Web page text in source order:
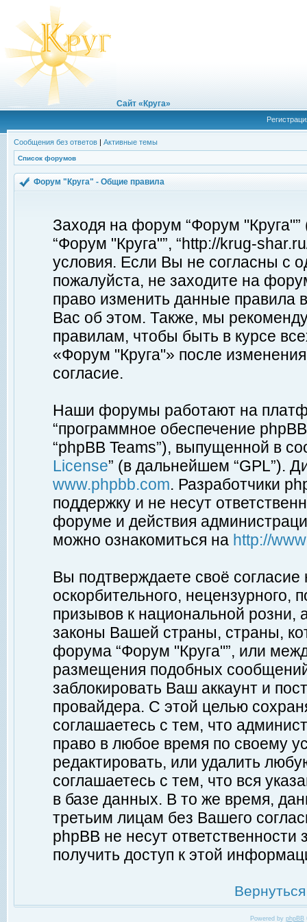
Сайт «Круга»
Сообщения без ответов | Активные темы
Список форумов
Форум "Круга" - Общие правила
Заходя на форум “Форум
“Форум "Круга"”, “http://krug-
условия. Если Вы не согласны с
пожалуйста, не заходите на
право изменить данные правила
Вас об этом. Также, мы
правилам, чтобы быть в курсе
«Форум "Круга"» после
согласие.
Наши форумы работают на
“программное обеспечение
“phpBB Teams”), выпущенной в
License” (в дальнейшем “GPL”).
www.phpbb.com. Разработчики
поддержку и не несут
форуме и действия
можно ознакомиться на http://
Вы подтверждаете своё
оскорбительного, нецензурного,
призывов к национальной
законы Вашей страны, страны,
форума “Форум "Круга"”, или
размещения подобных
заблокировать Ваш аккаунт и
провайдера. С этой целью
соглашаетесь с тем, что
право в любое время по своему
редактировать, или удалить
соглашаетесь с тем, что вся
в базе данных. В то же время,
третьим лицам без Вашего
phpBB не несут ответственности
получить доступ к этой
Powered by phpBB